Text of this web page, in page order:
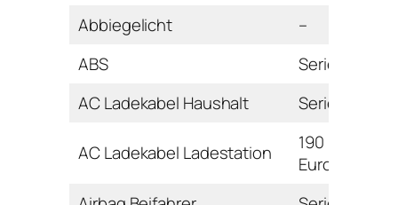
Abbiegelicht
–
ABS
Serie
AC Ladekabel Haushalt
Serie
AC Ladekabel Ladestation
190
Euro